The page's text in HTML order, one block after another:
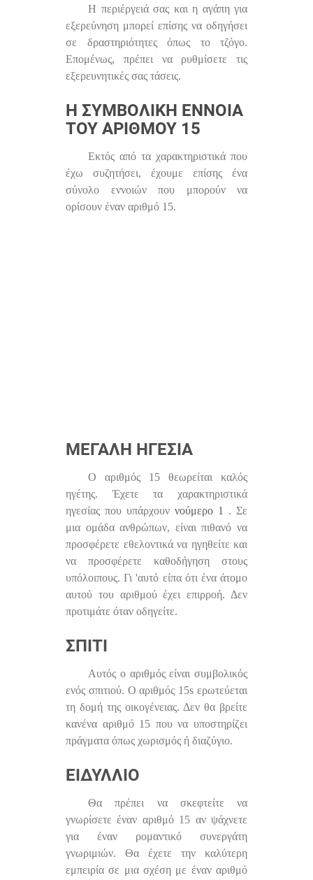
Η περιέργειά σας και η αγάπη για
εξερεύνηση μπορεί επίσης να οδηγήσει
σε δραστηριότητες όπως το τζόγο.
Επομένως, πρέπει να ρυθμίσετε τις
εξερευνητικές σας τάσεις.
Η ΣΥΜΒΟΛΙΚΉ ΈΝΝΟΙΑ
ΤΟΥ ΑΡΙΘΜΟΎ 15
Εκτός από τα χαρακτηριστικά που
έχω συζητήσει, έχουμε επίσης ένα
σύνολο εννοιών που μπορούν να
ορίσουν έναν αριθμό 15.
ΜΕΓΆΛΗ ΗΓΕΣΊΑ
Ο αριθμός 15 θεωρείται καλός
ηγέτης. Έχετε τα χαρακτηριστικά
ηγεσίας που υπάρχουν νούμερο 1
. Σε
μια ομάδα ανθρώπων, είναι πιθανό να
προσφέρετε εθελοντικά να ηγηθείτε και
να προσφέρετε καθοδήγηση στους
υπόλοιπους. Γι 'αυτό είπα ότι ένα άτομο
αυτού του αριθμού έχει επιρροή. Δεν
προτιμάτε όταν οδηγείτε.
ΣΠΊΤΙ
Αυτός ο αριθμός είναι συμβολικός
ενός σπιτιού. Ο αριθμός 15s ερωτεύεται
τη δομή της οικογένειας. Δεν θα βρείτε
κανένα αριθμό 15 που να υποστηρίζει
πράγματα όπως χωρισμός ή διαζύγιο.
ΕΙΔΎΛΛΙΟ
Θα πρέπει να σκεφτείτε να
γνωρίσετε έναν αριθμό 15 αν ψάχνετε
για έναν ρομαντικό συνεργάτη
γνωριμιών. Θα έχετε την καλύτερη
εμπειρία σε μια σχέση με έναν αριθμό